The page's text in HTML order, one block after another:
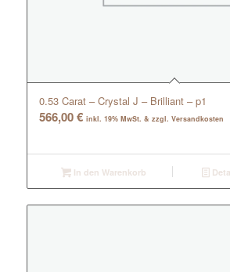
0.53 Carat – Crystal J – Brilliant – p1
566,00€ inkl. 19% MwSt. & zzgl. Versandkosten
In den Warenkorb